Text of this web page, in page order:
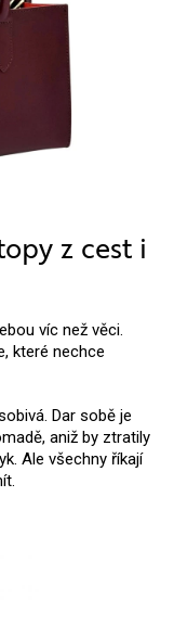
z cest i
víc než věci.
které nechce
Dar sobě je
aniž by ztratily
Ale všechny říkají